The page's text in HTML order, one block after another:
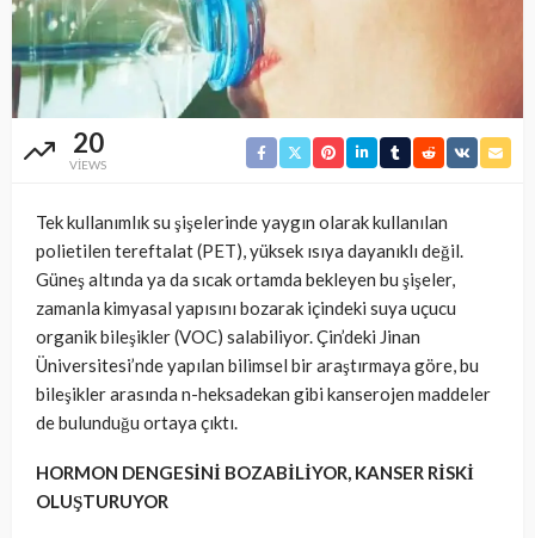
20
VIEWS
Tek kullanımlık su şişelerinde yaygın olarak kullanılan
polietilen tereftalat (PET), yüksek ısıya dayanıklı değil.
Güneş altında ya da sıcak ortamda bekleyen bu şişeler,
zamanla kimyasal yapısını bozarak içindeki suya uçucu
organik bileşikler (VOC) salabiliyor. Çin’deki Jinan
Üniversitesi’nde yapılan bilimsel bir araştırmaya göre, bu
bileşikler arasında n-heksadekan gibi kanserojen maddeler
de bulunduğu ortaya çıktı.
HORMON DENGESİNİ BOZABİLİYOR, KANSER RİSKİ
OLUŞTURUYOR